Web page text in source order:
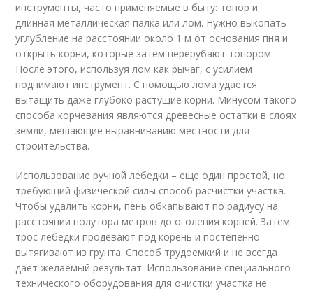
инструменты, часто применяемые в быту: топор и
длинная металлическая палка или лом. Нужно выкопать
углубление на расстоянии около 1 м от основания пня и
открыть корни, которые затем перерубают топором.
После этого, используя лом как рычаг, с усилием
поднимают инструмент. С помощью лома удается
вытащить даже глубоко растущие корни. Минусом такого
способа корчевания являются древесные остатки в слоях
земли, мешающие выравниванию местности для
строительства.
Использование ручной лебедки – еще один простой, но
требующий физической силы способ расчистки участка.
Чтобы удалить корни, пень обкапывают по радиусу на
расстоянии полутора метров до оголения корней. Затем
трос лебедки продевают под корень и постепенно
вытягивают из грунта. Способ трудоемкий и не всегда
дает желаемый результат. Использование специального
технического оборудования для очистки участка не